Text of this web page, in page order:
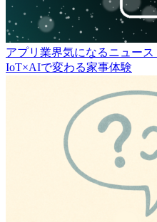
アプリ業界気になるニュース
IoT×AIで変わる家事体験